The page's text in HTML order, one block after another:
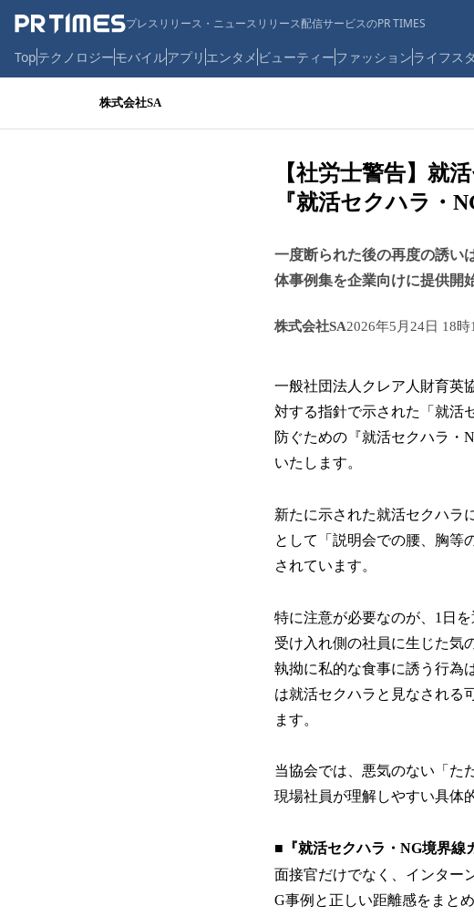
プレスリリース・ニュースリリース配信サービスのPR TIMES
Topテクノロジーモバイルアプリ エンタメ ビューティーファッションライフス
株式会社SA
【社労士警告】就
『就活セクハラ・
一度断られた後の再度の誘い
体事例集を企業向けに提供開
株式会社SA2026年5月24日 18時
一般社団法人クレア人財育英
対する指針で示された「就活
防ぐための『就活セクハラ・
いたします。
新たに示された就活セクハラ
として「説明会での腰、胸等
されています。
特に注意が必要なのが、1日
受け入れ側の社員に生じた気
執拗に私的な食事に誘う行為
は就活セクハラと見なされる
ます。
当協会では、悪気のない「た
現場社員が理解しやすい具体
■『就活セクハラ・NG境界線
面接官だけでなく、インター
G事例と正しい距離感をまとめ